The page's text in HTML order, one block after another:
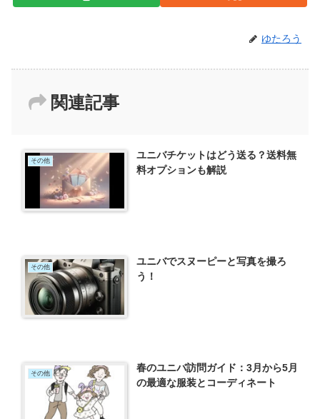
ゆたろう
関連記事
その他
ユニバチケットはどう送る？送料無
料オプションも解説
その他
ユニバでスヌーピーと写真を撮ろ
う！
その他
春のユニバ訪問ガイド：3月から5月
の最適な服装とコーディネート